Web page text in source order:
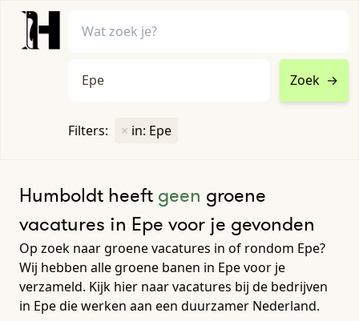
Zoek →
Filters: × in: Epe
Humboldt heeft geen groene
vacatures in Epe voor je gevonden
Op zoek naar groene vacatures in of rondom Epe?
Wij hebben alle groene banen in Epe voor je
verzameld. Kijk hier naar vacatures bij de bedrijven
in Epe die werken aan een duurzamer Nederland.